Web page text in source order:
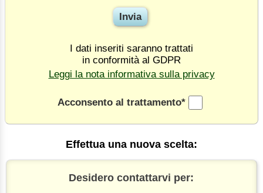
I dati inseriti saranno trattati
in conformità al GDPR
Leggi la nota informativa sulla privacy
Acconsento al trattamento*
Effettua una nuova scelta:
Desidero contattarvi per: